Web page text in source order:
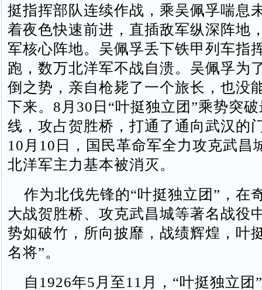
挺指挥部队连续作战，乘吴佩孚喘息
着夜色快速前进，直插敌军纵深阵地
军核心阵地。吴佩孚丢下铁甲列车指
跑，数万北洋军不战自溃。吴佩孚为
倒之势，亲自枪毙了一个旅长，也没
下来。8月30日“叶挺独立团”乘势突
线，攻占贺胜桥，打通了通向武汉的
10月10日，国民革命军全力攻克武昌
北洋军主力基本被消灭。
作为北伐先锋的“叶挺独立团”，在
大战贺胜桥、攻克武昌城等著名战役
势如破竹，所向披靡，战绩辉煌，叶
名将”。
自1926年5月至11月，“叶挺独立团